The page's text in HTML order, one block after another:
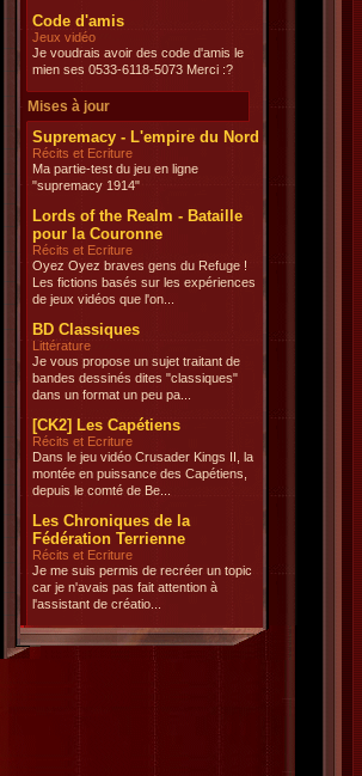
Code d'amis
Jeux vidéo
Je voudrais avoir des code d'amis le
mien ses 0533-6118-5073 Merci :?
Mises à jour
Supremacy - L'empire du Nord
Récits et Ecriture
Ma partie-test du jeu en ligne
"supremacy 1914"
Lords of the Realm - Bataille
pour la Couronne
Récits et Ecriture
Oyez Oyez braves gens du Refuge !
Les fictions basés sur les expériences
de jeux vidéos que l'on...
BD Classiques
Littérature
Je vous propose un sujet traitant de
bandes dessinés dites "classiques"
dans un format un peu pa...
[CK2] Les Capétiens
Récits et Ecriture
Dans le jeu vidéo Crusader Kings II, la
montée en puissance des Capétiens,
depuis le comté de Be...
Les Chroniques de la
Fédération Terrienne
Récits et Ecriture
Je me suis permis de recréer un topic
car je n'avais pas fait attention à
l'assistant de créatio...